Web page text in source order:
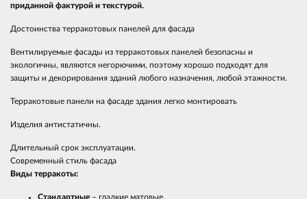
приданной фактурой и текстурой.
Достоинства терракотовых панелей для фасада
Вентилируемые фасады из терракотовых панелей безопасны и
экологичны, являются негорючими, поэтому хорошо подходят для
защиты и декорирования зданий любого назначения, любой этажности.
Терракотовые панели на фасаде здания легко монтировать
Изделия антистатичны.
Длительный срок эксплуатации.
Современный стиль фасада
Виды терракоты:
Стандартные – гладкие матовые.